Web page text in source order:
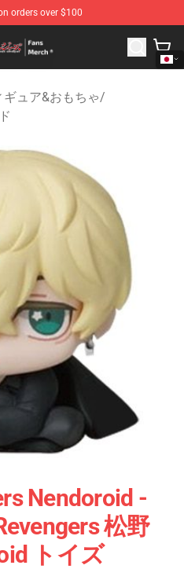
orders over $100
Official Tokyo Revengers
ギュア&おもちゃ/
Nendoroid -
松野
トイズ